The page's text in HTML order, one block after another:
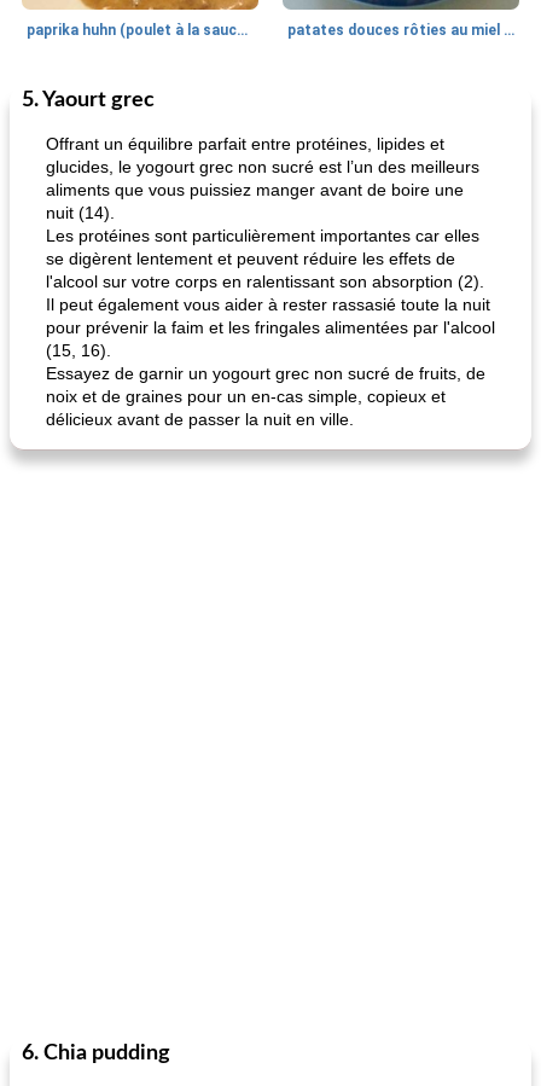
paprika huhn (poulet à la sauce paprika). patates douces rôties au miel / kumara
Petit déjeuner et brunch
quinoa petit déjeuner méditerranéen
5. Yaourt grec
Offrant un équilibre parfait entre protéines, lipides et
glucides, le yogourt grec non sucré est l’un des meilleurs
aliments que vous puissiez manger avant de boire une
nuit (14).
Les protéines sont particulièrement importantes car elles
se digèrent lentement et peuvent réduire les effets de
l'alcool sur votre corps en ralentissant son absorption (2).
Il peut également vous aider à rester rassasié toute la nuit
pour prévenir la faim et les fringales alimentées par l'alcool
(15, 16).
Essayez de garnir un yogourt grec non sucré de fruits, de
noix et de graines pour un en-cas simple, copieux et
délicieux avant de passer la nuit en ville.
6. Chia pudding